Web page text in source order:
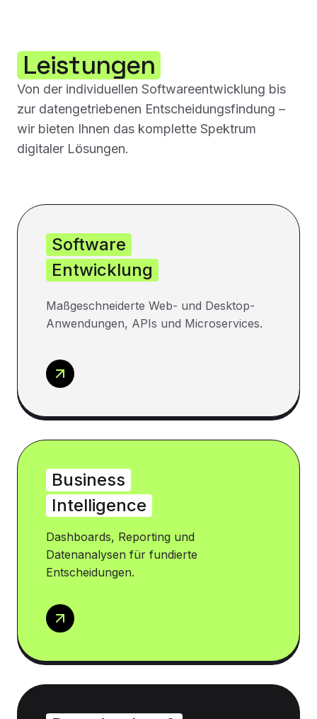
Leistungen
Von der individuellen Softwareentwicklung bis
zur datengetriebenen Entscheidungsfindung –
wir bieten Ihnen das komplette Spektrum
digitaler Lösungen.
Software
Entwicklung
Maßgeschneiderte Web- und Desktop-
Anwendungen, APIs und Microservices.
Business
Intelligence
Dashboards, Reporting und
Datenanalysen für fundierte
Entscheidungen.